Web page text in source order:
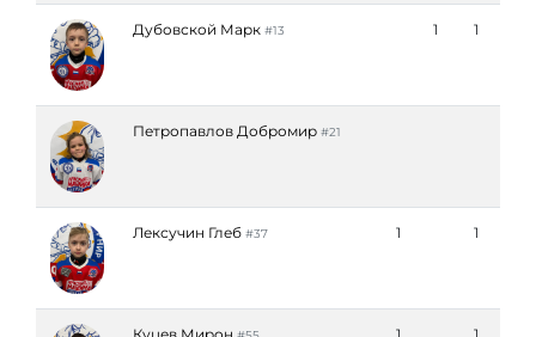
Дубовской Марк #13 1 1
Петропавлов Добромир #21
Лексучин Глеб #37 1 1